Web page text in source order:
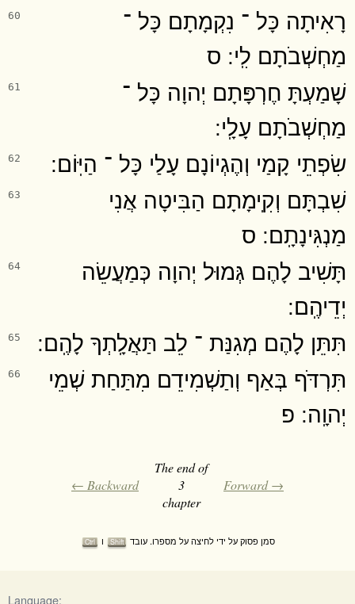
60
רָאִיתָה כָּל ־ נִקְמָתָם כָּל ־
מַחְשְׁבֹתָם לִֽי ׃ ס
61
שָׁמַעְתָּ חֶרְפָּתָם יְהוָה כָּל ־
מַחְשְׁבֹתָם עָלָֽי ׃
62 שִׂפְתֵי קָמַי וְהֶגְיוֹנָם עָלַי כָּל ־ הַיּֽוֹם ׃
63
שִׁבְתָּם וְקִֽימָתָם הַבִּיטָה אֲנִי
מַנְגִּינָתָֽם ׃ ס
64
תָּשִׁיב לָהֶם גְּמוּל יְהוָה כְּמַעֲשֵׂה
יְדֵיהֶֽם ׃
65 תִּתֵּן לָהֶם מְגִנַּת ־ לֵב תַּאֲלָֽתְךָ לָהֶֽם ׃
66
תִּרְדֹּף בְּאַף וְתַשְׁמִידֵם מִתַּחַת שְׁמֵי
יְהוָֽה ׃ פ
← Backward
The end of
3
chapter
Forward →
סמן פסוק על ידי לחיצה על מספרו. עובד Shift ו Ctrl
Language: